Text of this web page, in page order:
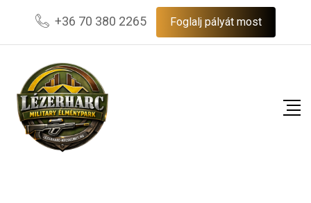
content
+36 70 380 2265 Foglalj pályát most